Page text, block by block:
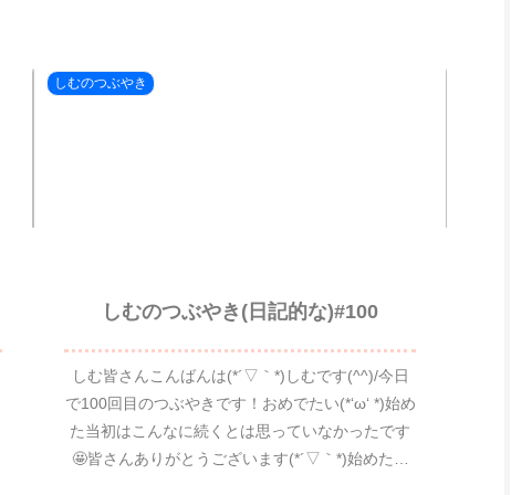
しむのつぶやき
しむのつぶやき(日記的な)#100
しむ皆さんこんばんは(*´▽｀*)しむです(^^)/今日
で100回目のつぶやきです！おめでたい(*‘ω‘ *)始め
た当初はこんなに続くとは思っていなかったです
🤩皆さんありがとうございます(*´▽｀*)始めたこ